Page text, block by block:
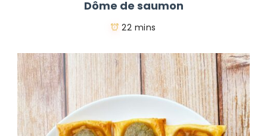
Dôme de saumon
22 mins